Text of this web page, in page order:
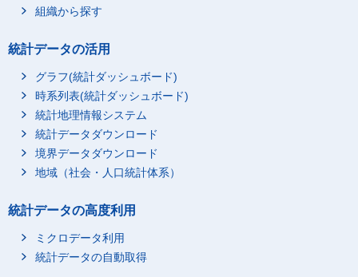
組織から探す
統計データの活用
グラフ(統計ダッシュボード)
時系列表(統計ダッシュボード)
統計地理情報システム
統計データダウンロード
境界データダウンロード
地域（社会・人口統計体系）
統計データの高度利用
ミクロデータ利用
統計データの自動取得